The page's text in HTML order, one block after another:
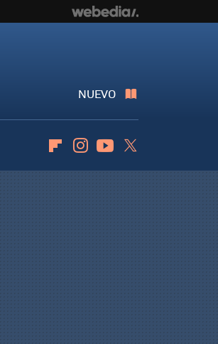
NUEVO
FlipboardInstagramYoutube